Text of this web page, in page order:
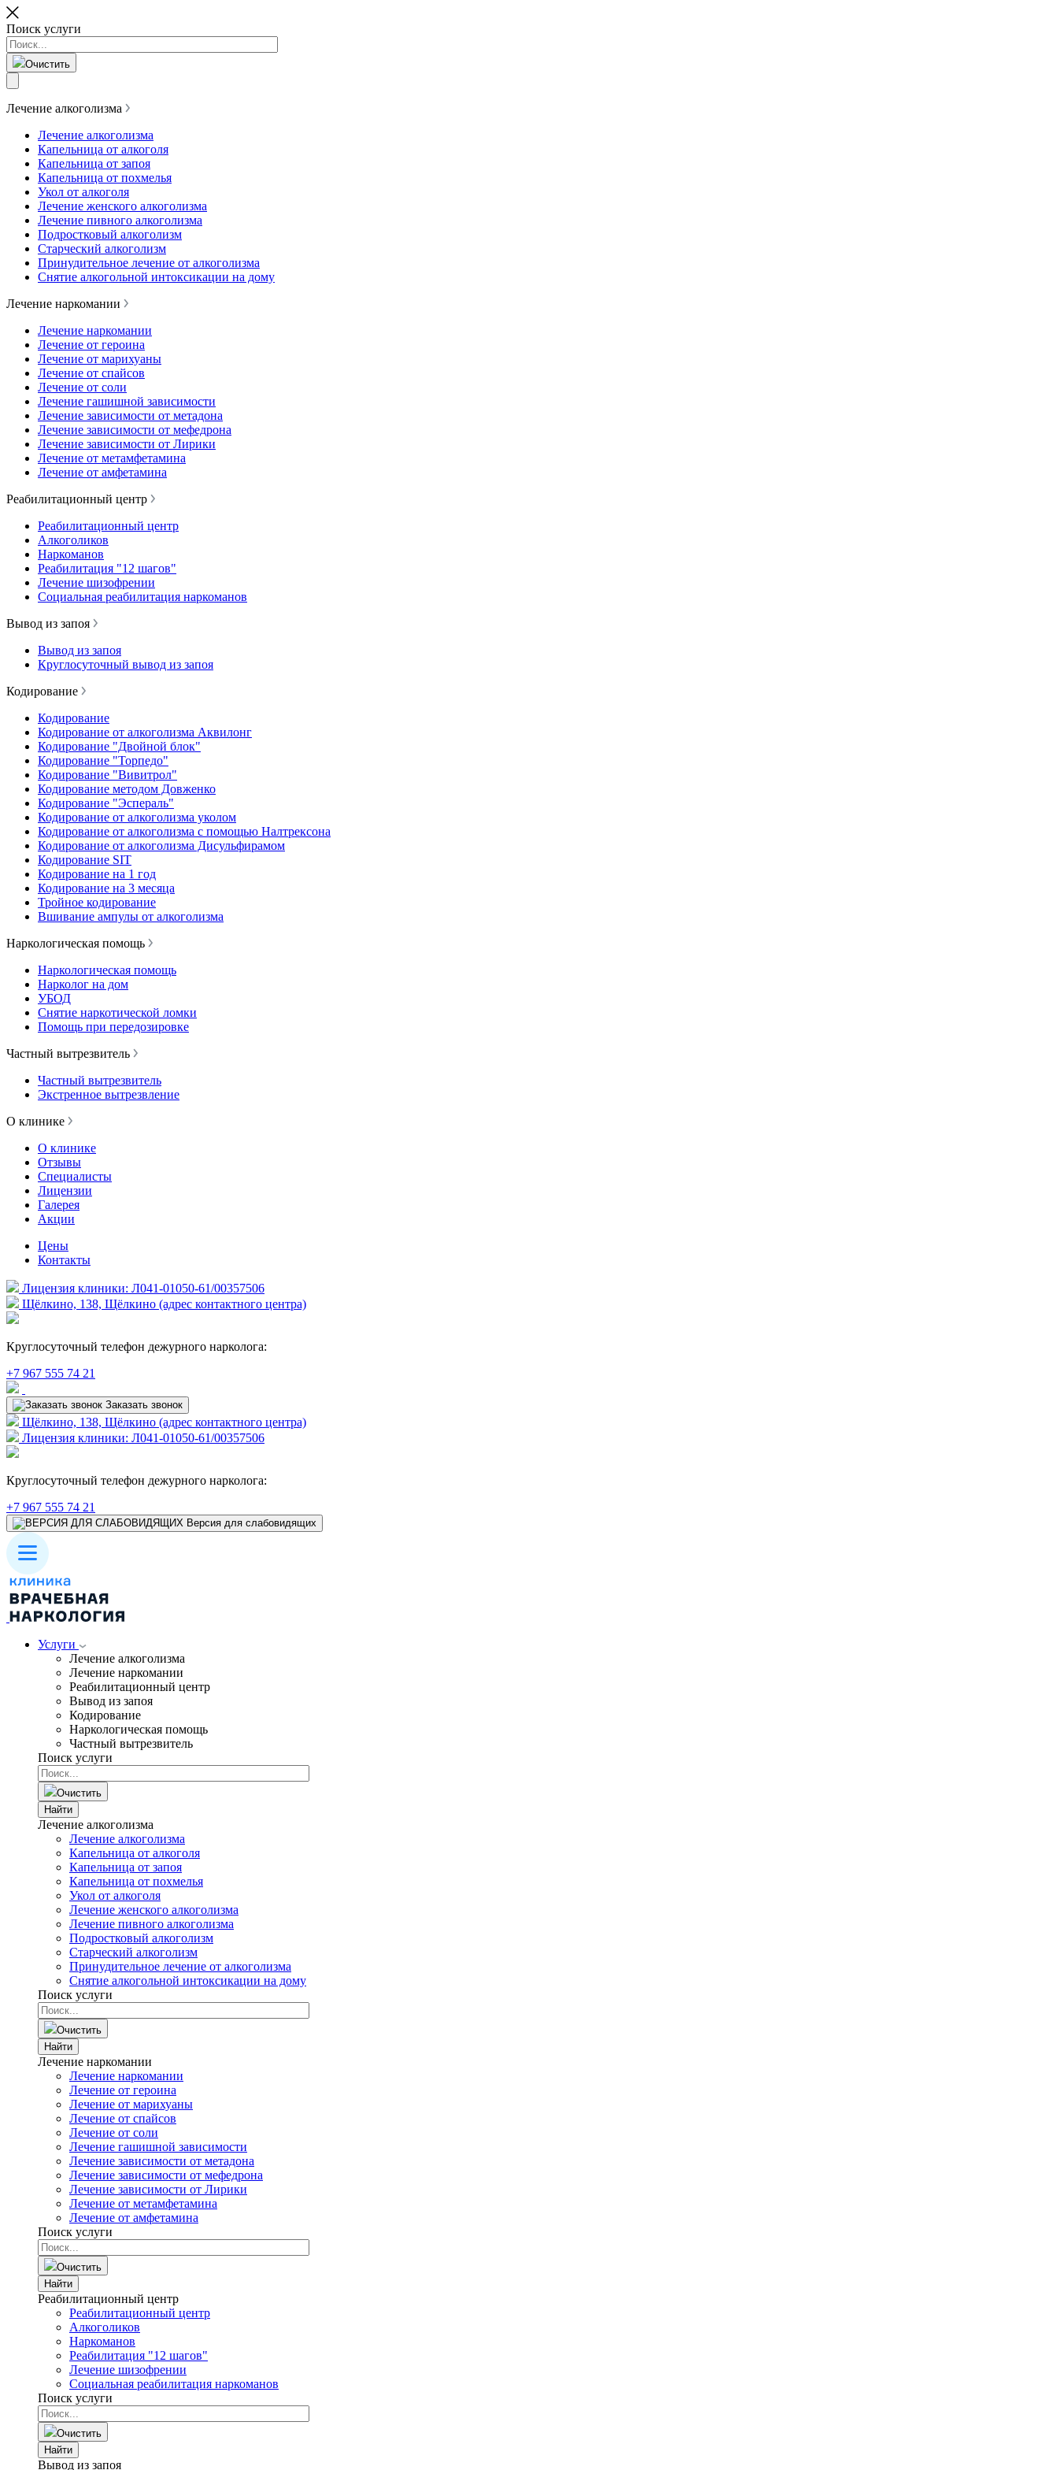
Поиск услуги
Очистить
Лечение алкоголизма
Лечение алкоголизма
Капельница от алкоголя
Капельница от запоя
Капельница от похмелья
Укол от алкоголя
Лечение женского алкоголизма
Лечение пивного алкоголизма
Подростковый алкоголизм
Старческий алкоголизм
Принудительное лечение от алкоголизма
Снятие алкогольной интоксикации на дому
Лечение наркомании
Лечение наркомании
Лечение от героина
Лечение от марихуаны
Лечение от спайсов
Лечение от соли
Лечение гашишной зависимости
Лечение зависимости от метадона
Лечение зависимости от мефедрона
Лечение зависимости от Лирики
Лечение от метамфетамина
Лечение от амфетамина
Реабилитационный центр
Реабилитационный центр
Алкоголиков
Наркоманов
Реабилитация "12 шагов"
Лечение шизофрении
Социальная реабилитация наркоманов
Вывод из запоя
Вывод из запоя
Круглосуточный вывод из запоя
Кодирование
Кодирование
Кодирование от алкоголизма Аквилонг
Кодирование "Двойной блок"
Кодирование "Торпедо"
Кодирование "Вивитрол"
Кодирование методом Довженко
Кодирование "Эспераль"
Кодирование от алкоголизма уколом
Кодирование от алкоголизма с помощью Налтрексона
Кодирование от алкоголизма Дисульфирамом
Кодирование SIT
Кодирование на 1 год
Кодирование на 3 месяца
Тройное кодирование
Вшивание ампулы от алкоголизма
Наркологическая помощь
Наркологическая помощь
Нарколог на дом
УБОД
Снятие наркотической ломки
Помощь при передозировке
Частный вытрезвитель
Частный вытрезвитель
Экстренное вытрезвление
О клинике
О клинике
Отзывы
Специалисты
Лицензии
Галерея
Акции
Цены
Контакты
Лицензия клиники: Л041-01050-61/00357506
Щёлкино, 138, Щёлкино (адрес контактного центра)
Круглосуточный телефон дежурного нарколога:
+7 967 555 74 21
Заказать звонок
Щёлкино, 138, Щёлкино (адрес контактного центра)
Лицензия клиники: Л041-01050-61/00357506
Круглосуточный телефон дежурного нарколога:
+7 967 555 74 21
Версия для слабовидящих
Услуги
Лечение алкоголизма
Лечение наркомании
Реабилитационный центр
Вывод из запоя
Кодирование
Наркологическая помощь
Частный вытрезвитель
Поиск услуги
Очистить
Найти
Лечение алкоголизма
Лечение алкоголизма
Капельница от алкоголя
Капельница от запоя
Капельница от похмелья
Укол от алкоголя
Лечение женского алкоголизма
Лечение пивного алкоголизма
Подростковый алкоголизм
Старческий алкоголизм
Принудительное лечение от алкоголизма
Снятие алкогольной интоксикации на дому
Поиск услуги
Очистить
Найти
Лечение наркомании
Лечение наркомании
Лечение от героина
Лечение от марихуаны
Лечение от спайсов
Лечение от соли
Лечение гашишной зависимости
Лечение зависимости от метадона
Лечение зависимости от мефедрона
Лечение зависимости от Лирики
Лечение от метамфетамина
Лечение от амфетамина
Поиск услуги
Очистить
Найти
Реабилитационный центр
Реабилитационный центр
Алкоголиков
Наркоманов
Реабилитация "12 шагов"
Лечение шизофрении
Социальная реабилитация наркоманов
Поиск услуги
Очистить
Найти
Вывод из запоя